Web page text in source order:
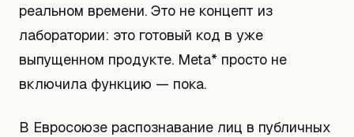
реальном времени. Это не концепт из
лаборатории: это готовый код в уже
выпущенном продукте. Meta* просто не
включила функцию — пока.
В Евросоюзе распознавание лиц в публичных